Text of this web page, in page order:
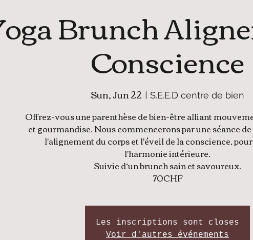
Brunch
Conscience
Sun, Jun 22
  |
S.E.E.D centre de bien
Offrez-vous une parenthèse de bien-être alliant
et gourmandise. Nous commencerons par une séance
l'alignement du corps et l'éveil de la conscience,
l'harmonie intérieure.
Suivie d’un brunch sain et savoureux.
70CHF
Les inscriptions sont closes
Voir d'autres événements